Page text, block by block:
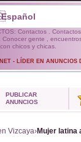
Contactos .
Conocer gente ,
chicos y chicas.
- LÍDER EN ANUNCIOS
PUBLICAR
ANUNCIOS
Vizcaya›Mujer latina